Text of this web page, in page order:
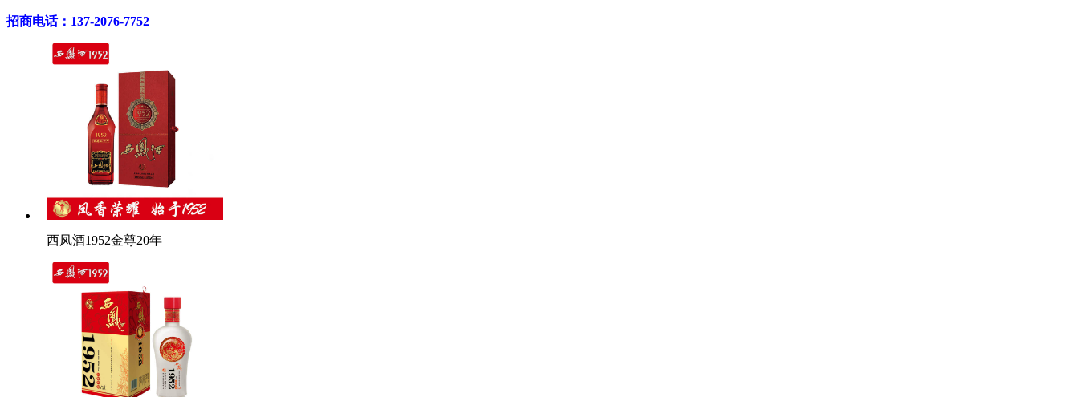
招商电话：137-2076-7752
西凤酒1952金尊20年